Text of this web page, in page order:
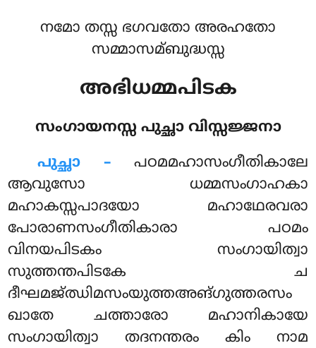
നമോ തസ്സ ഭഗവതോ അരഹതോ
സമ്മാസമ്ബുദ്ധസ്സ
അഭിധമ്മപിടക
സംഗായനസ്സ പുച്ഛാ വിസ്സജ്ജനാ
പുച്ഛാ –പഠമമഹാസംഗീതികാലേ
ആവുസോ ധമ്മസംഗാഹകാ
മഹാകസ്സപാദയോ മഹാഥേരവരാ
പോരാണസംഗീതികാരാ പഠമം
വിനയപിടകം സംഗായിത്വാ
സുത്തന്തപിടകേ ച
ദീഘമജ്ഝിമസംയുത്തഅങ്ഗുത്തരസം
ഖാതേ ചത്താരോ മഹാനികായേ
സംഗായിത്വാ തദനന്തരം കിം നാമ